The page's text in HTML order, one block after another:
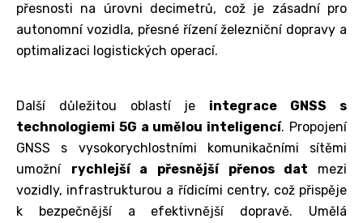
přesnosti na úrovni decimetrů, což je zásadní pro
autonomní vozidla, přesné řízení železniční dopravy a
optimalizaci logistických operací.
Další důležitou oblastí je integrace GNSS s
technologiemi 5G a umělou inteligencí. Propojení
GNSS s vysokorychlostními komunikačními sítěmi
umožní rychlejší a přesnější přenos dat mezi
vozidly, infrastrukturou a řídicími centry, což přispěje
k bezpečnější a efektivnější dopravě. Umělá